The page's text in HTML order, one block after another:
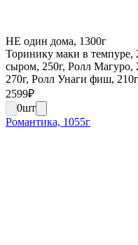
НЕ один дома, 1300г
Торинику маки в темпуре,
сыром, 250г, Ролл Магуро,
270г, Ролл Унаги фиш,
2599₽
0шт
Романтика, 1055г